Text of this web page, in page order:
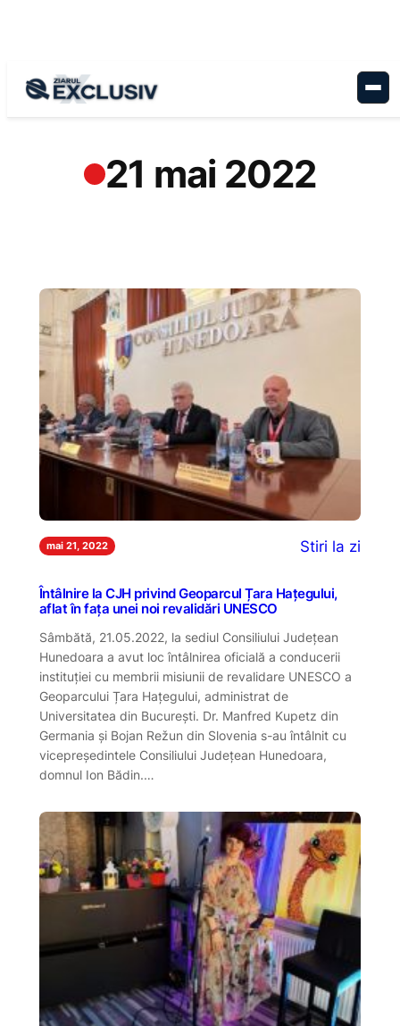
21 mai 2022
mai 21, 2022 Stiri la zi
Întâlnire la CJH privind Geoparcul Țara Hațegului,
aflat în fața unei noi revalidări UNESCO
Sâmbătă, 21.05.2022, la sediul Consiliului Județean
Hunedoara a avut loc întâlnirea oficială a conducerii
instituției cu membrii misiunii de revalidare UNESCO a
Geoparcului Țara Hațegului, administrat de
Universitatea din București. Dr. Manfred Kupetz din
Germania și Bojan Režun din Slovenia s-au întâlnit cu
vicepreședintele Consiliului Județean Hunedoara,
domnul Ion Bădin.…